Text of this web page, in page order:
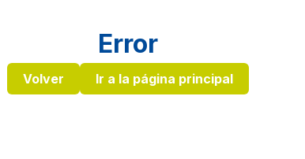
Error
Volver Ir a la página principal